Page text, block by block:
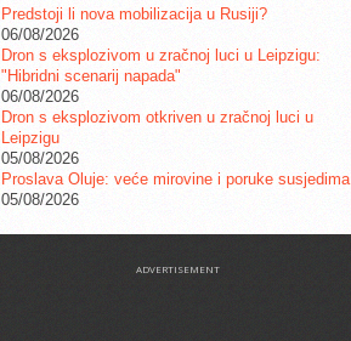
Predstoji li nova mobilizacija u Rusiji?
06/08/2026
Dron s eksplozivom u zračnoj luci u Leipzigu:
"Hibridni scenarij napada"
06/08/2026
Dron s eksplozivom otkriven u zračnoj luci u
Leipzigu
05/08/2026
Proslava Oluje: veće mirovine i poruke susjedima
05/08/2026
ADVERTISEMENT